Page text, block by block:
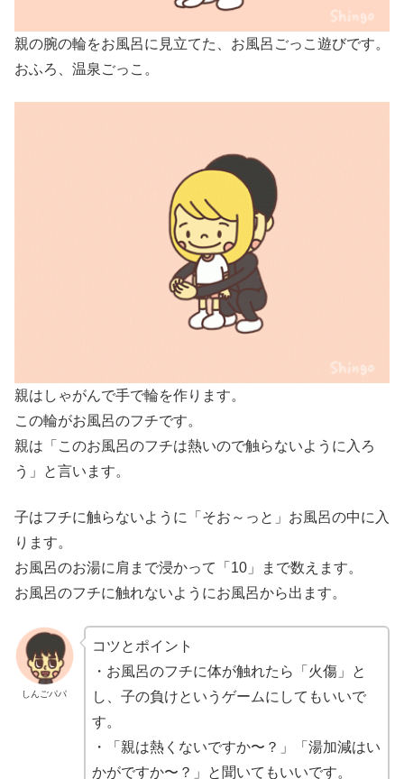
親の腕の輪をお風呂に見立てた、お風呂ごっこ遊びです。
おふろ、温泉ごっこ。
親はしゃがんで手で輪を作ります。
この輪がお風呂のフチです。
親は「このお風呂のフチは熱いので触らないように入ろ
う」と言います。
子はフチに触らないように「そお～っと」お風呂の中に入
ります。
お風呂のお湯に肩まで浸かって「10」まで数えます。
お風呂のフチに触れないようにお風呂から出ます。
しんごパパ
コツとポイント
・お風呂のフチに体が触れたら「火傷」と
し、子の負けというゲームにしてもいいで
す。
・「親は熱くないですか〜？」「湯加減はい
かがですか〜？」と聞いてもいいです。